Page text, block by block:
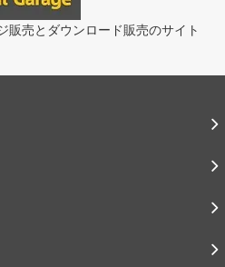
販売とダウンロード販売のサイト